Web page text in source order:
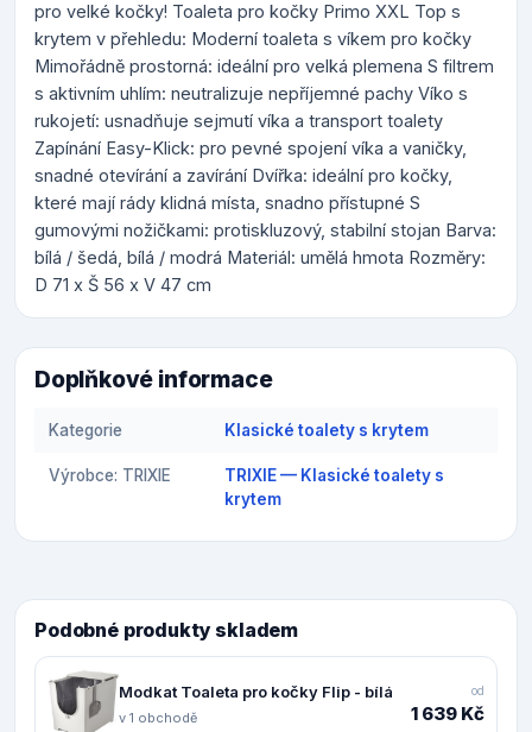
pro velké kočky! Toaleta pro kočky Primo XXL Top s
krytem v přehledu: Moderní toaleta s víkem pro kočky
Mimořádně prostorná: ideální pro velká plemena S filtrem
s aktivním uhlím: neutralizuje nepříjemné pachy Víko s
rukojetí: usnadňuje sejmutí víka a transport toalety
Zapínání Easy-Klick: pro pevné spojení víka a vaničky,
snadné otevírání a zavírání Dvířka: ideální pro kočky,
které mají rády klidná místa, snadno přístupné S
gumovými nožičkami: protiskluzový, stabilní stojan Barva:
bílá / šedá, bílá / modrá Materiál: umělá hmota Rozměry:
D 71 x Š 56 x V 47 cm
Doplňkové informace
Kategorie Klasické toalety s krytem
Výrobce: TRIXIE
TRIXIE — Klasické toalety s
krytem
Podobné produkty skladem
Modkat Toaleta pro kočky Flip - bílá
v 1 obchodě
od
1 639 Kč